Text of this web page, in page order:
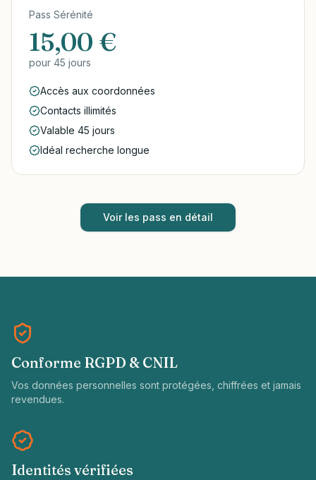
Pass Sérénité
15,00 €
pour 45 jours
Accès aux coordonnées
Contacts illimités
Valable 45 jours
Idéal recherche longue
Voir les pass en détail
Conforme RGPD & CNIL
Vos données personnelles sont protégées, chiffrées et jamais
revendues.
Identités vérifiées